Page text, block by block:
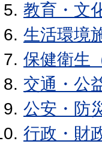
教育・文
生活環境
保健衛生
交通・公
公安・防
行政・財